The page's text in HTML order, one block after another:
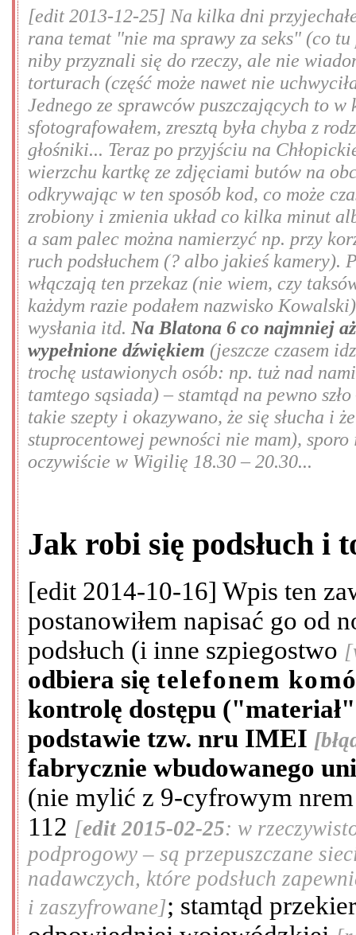
[edit 2013-12-25] Na kilka dni
rana temat "nie ma sprawy za seks" (co
niby przyznali się do rzeczy, ale nie
torturach (część może nawet nie
Jednego ze sprawców puszczających to
sfotografowałem, zresztą była chyba z
głośniki... Teraz po przyjściu na
wierzchu kartkę ze zdjęciami butów na
odkrywając w ten sposób kod, co może
zrobiony i zmienia układ co kilka minut
a sam palec można namierzyć np. przy
ruch podsłuchem (? albo jakieś kamery).
włączają ten przekaz (nie wiem, czy
każdym razie podałem nazwisko
wysłania itd. Na Blatona 6 co najmniej
wypełnione dźwiękiem (jeszcze czasem
trochę ustawionych osób: np. tuż nad
tamtego sąsiada) – stamtąd na pewno
takie szepty i okazywano, że się słucha i
stuprocentowej pewności nie mam),
oczywiście w Wigilię 18.30 – 20.30...
Jak robi się podsłuch i
[edit 2014-10-16] Wpis ten
postanowiłem napisać go od
podsłuch (i inne szpiegostwo
odbiera się telefonem
kontrolę dostępu
podstawie tzw. nru IMEI
fabrycznie wbudowanego
(nie mylić z 9-cyfrowym
112 [edit 2015-02-25: w
podprogowy – są przepuszczane
nadawczych, które podsłuch
i zaszyfrowane]; stamtąd